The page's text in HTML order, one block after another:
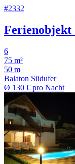
#2332
Ferienobjekt
6
75 m²
50 m
Balaton Südufer
Ø 130 € pro Nacht